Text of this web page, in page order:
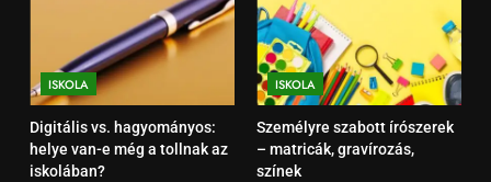
van-e még a tollnak az
iskolában?
ISKOLA
2
Személyre szabott írószerek –
matricák, gravírozás, színek
ISKOLA
Digitális vs. hagyományos:
helye van-e még a tollnak az
iskolában?
ISKOLA
Személyre szabott írószerek
– matricák, gravírozás,
színek